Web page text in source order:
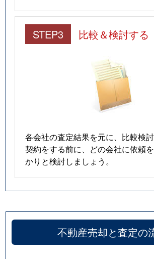
STEP3 比較＆検討する
各会社の査定結果を元に、比較検討
契約をする前に、どの会社に依頼
かりと検討しましょう。
不動産売却と査定の